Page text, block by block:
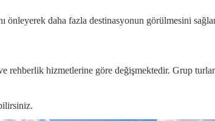
önleyerek daha fazla destinasyonun görülmesini
rehberlik hizmetlerine göre değişmektedir. Grup